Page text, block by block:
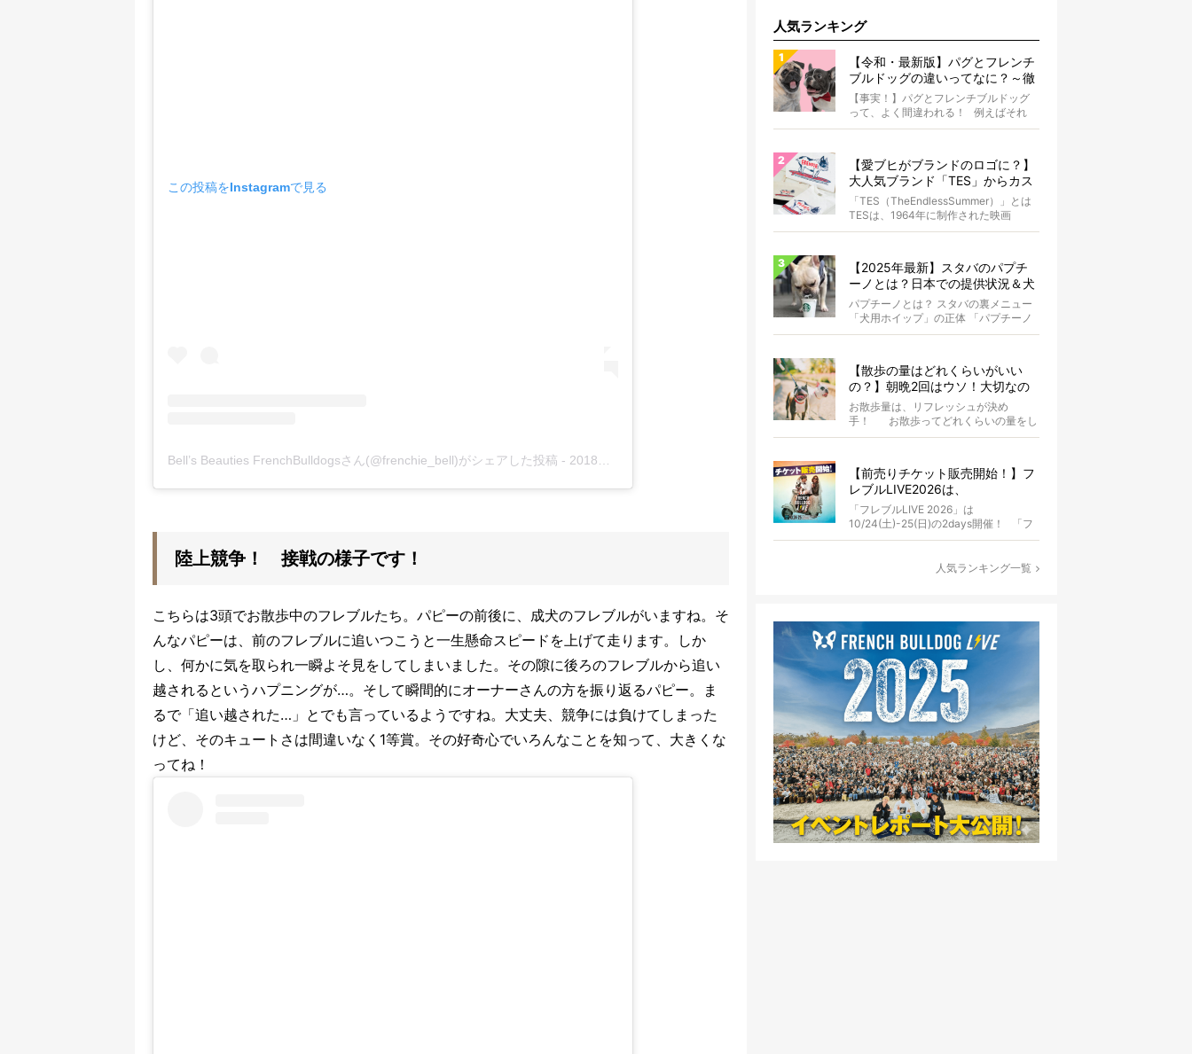
この投稿をInstagramで見る
Bell’s Beauties FrenchBulldogsさん(@frenchie_bell)がシェアした投稿 - 2018年 4月月12日午後2時41分PDT
陸上競争！ 接戦の様子です！
こちらは3頭でお散歩中のフレブルたち。パピーの前後に、成犬のフレブルがいますね。そ
んなパピーは、前のフレブルに追いつこうと一生懸命スピードを上げて走ります。しか
し、何かに気を取られ一瞬よそ見をしてしまいました。その隙に後ろのフレブルから追い
越されるというハプニングが…。そして瞬間的にオーナーさんの方を振り返るパピー。ま
るで「追い越された…」とでも言っているようですね。大丈夫、競争には負けてしまった
けど、そのキュートさは間違いなく1等賞。その好奇心でいろんなことを知って、大きくな
ってね！
人気ランキング
【令和・最新版】パグとフレンチ
ブルドッグの違いってなに？～徹
底解説～
【事実！】パグとフレンチブルドッグ
って、よく間違われる！ 例えばそれ
は、愛ブヒとのお散歩中。 &...
【愛ブヒがブランドのロゴに？】
大人気ブランド「TES」からカス
タムオーダーが誕生！
「TES（TheEndlessSummer）」とは
TESは、1964年に制作された映画
『The...
【2025年最新】スタバのパプチ
ーノとは？日本での提供状況＆犬
同伴OK店舗一覧も紹介！
パプチーノとは？ スタバの裏メニュー
「犬用ホイップ」の正体 「パプチーノ
（Puppuccino）」とは、紙コッ...
【散歩の量はどれくらいがいい
の？】朝晩2回はウソ！大切なの
は運動量より「リフレッシュ」〜
お散歩にまつわる疑問FAQつき〜
お散歩量は、リフレッシュが決め
手！ お散歩ってどれくらいの量をし
たらいいのか迷いませんか？ よ...
【前売りチケット販売開始！】フ
レブルLIVE2026は、
10/24(土)-25(日)開催！フレブル
だらけのキャンプ・前夜祭・バス
プランも新登場!?
「フレブルLIVE 2026」は
10/24(土)-25(日)の2days開催！ 「フ
レブルLIV...
人気ランキング一覧